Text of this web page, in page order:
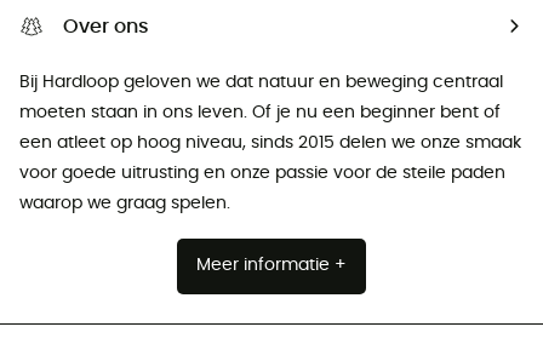
Over ons
Bij Hardloop geloven we dat natuur en beweging centraal
moeten staan ​​in ons leven. Of je nu een beginner bent of
een atleet op hoog niveau, sinds 2015 delen we onze smaak
voor goede uitrusting en onze passie voor de steile paden
waarop we graag spelen.
Meer informatie +